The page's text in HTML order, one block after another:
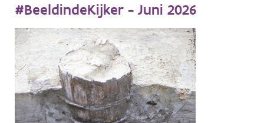
Hergebruik
Over ons
Aanmelden
#BeeldindeKijker - Juni 2026